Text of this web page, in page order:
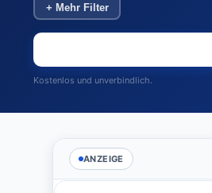
+ Mehr Filter
Kostenlos und unverbindlich.
ANZEIGE